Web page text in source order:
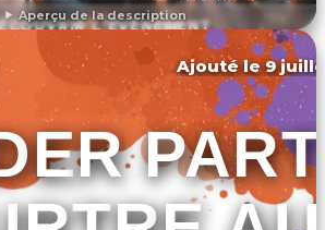
Aperçu de la description
L'ÉVÉNEMENT
Ajouté le 9